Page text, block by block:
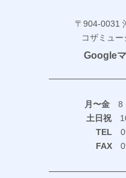
〒904-0031
コザミュ
Google
月〜金 8
土日祝10
TEL
FAX